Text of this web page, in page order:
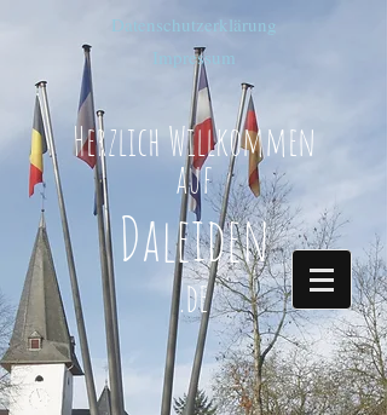
Impressum
Datenschutzerklärung
Herzlich Willkommen
auf
Daleiden
.de